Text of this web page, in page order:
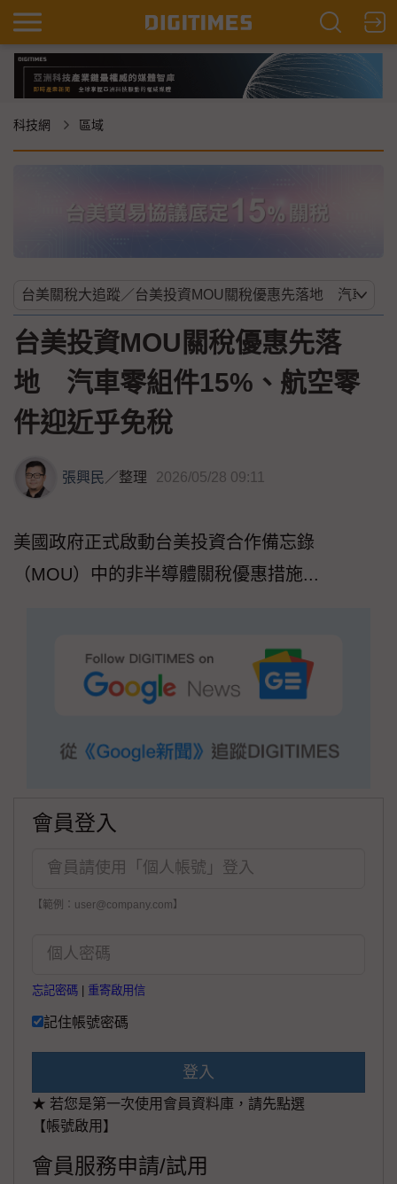
科技網 區域
台美投資MOU關稅優惠先落
地 汽車零組件15%、航空零
件迎近乎免稅
張興民 ／整理 2026/05/28 09:11
美國政府正式啟動台美投資合作備忘錄
（MOU）中的非半導體關稅優惠措施...
會員登入
【範例：user@company.com】
忘記密碼 重寄啟用信
記住帳號密碼
登入
★ 若您是第一次使用會員資料庫，請先點選
【帳號啟用】
會員服務申請/試用